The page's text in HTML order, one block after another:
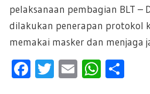
pelaksanaan pembagian BLT –
dilakukan penerapan protokol
memakai masker dan menjaga
F
T
E
W